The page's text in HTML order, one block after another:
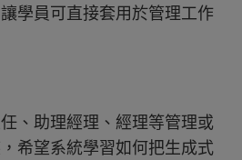
學員可直接套用於管理工作
、助理經理、經理等管理或
希望系統學習如何把生成式